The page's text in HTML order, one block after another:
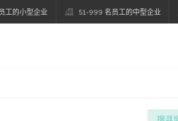
工的小型企业 51-999 名员工的中型企业